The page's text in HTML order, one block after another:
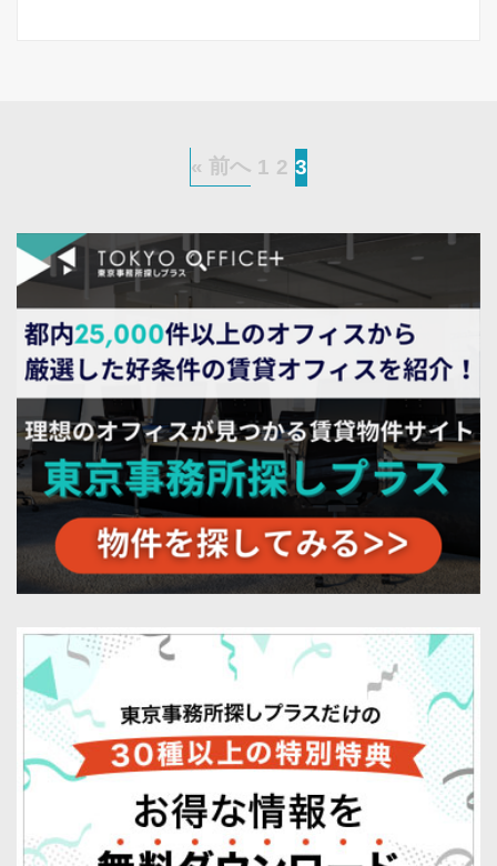
« 前へ 1 2 3